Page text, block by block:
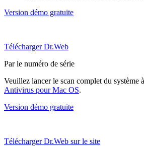
Version démo gratuite
Télécharger Dr.Web
Par le numéro de série
Veuillez lancer le scan complet du système
Antivirus pour Mac OS.
Version démo gratuite
Télécharger Dr.Web sur le site